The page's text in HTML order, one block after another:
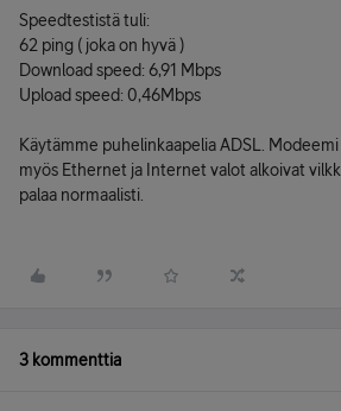
Speedtestistä tuli:
62 ping ( joka on hyvä )
Download speed: 6,91 Mbps
Upload speed: 0,46Mbps
Käytämme puhelinkaapelia ADSL.
myös Ethernet ja Internet valot alkoivat
palaa normaalisti.
3 kommenttia